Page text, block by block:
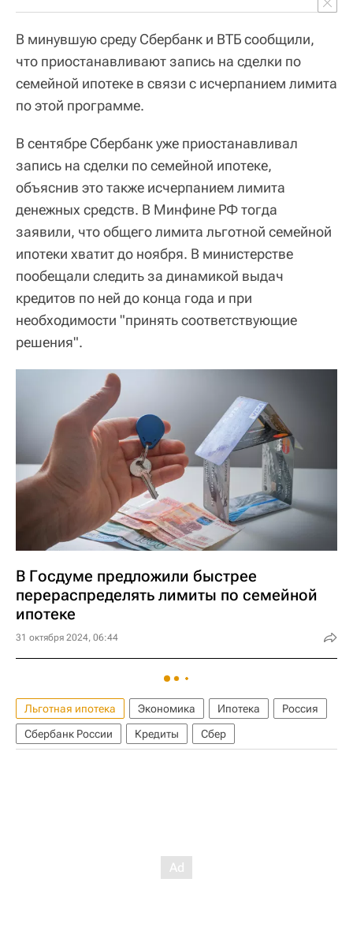
В минувшую среду Сбербанк и ВТБ сообщили,
что приостанавливают запись на сделки по
семейной ипотеке в связи с исчерпанием лимита
по этой программе.
В сентябре Сбербанк уже приостанавливал
запись на сделки по семейной ипотеке,
объяснив это также исчерпанием лимита
денежных средств. В Минфине РФ тогда
заявили, что общего лимита льготной семейной
ипотеки хватит до ноября. В министерстве
пообещали следить за динамикой выдач
кредитов по ней до конца года и при
необходимости "принять соответствующие
решения".
В Госдуме предложили быстрее
перераспределять лимиты по семейной
ипотеке
31 октября 2024, 06:44
Льготная ипотека Экономика Ипотека
Россия
Сбербанк России
Кредиты Сбер